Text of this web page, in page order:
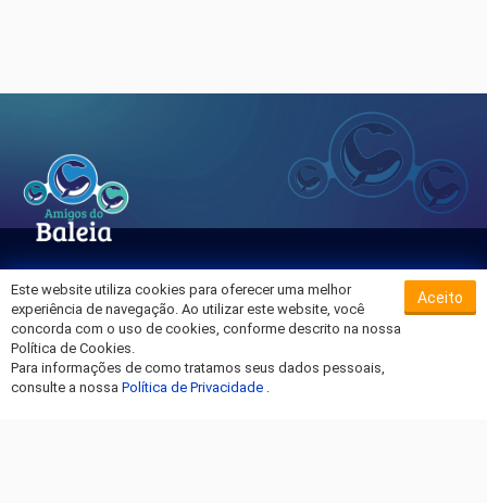
Sobre o Hospital da Baleia
Termos de Uso
Política de Privacidade
Entre em Contato
Este website utiliza cookies para oferecer uma melhor
experiência de navegação. Ao utilizar este website, você
concorda com o uso de cookies, conforme descrito na nossa
Política de Cookies.
Para informações de como tratamos seus dados pessoais,
consulte a nossa Política de Privacidade .
Aceito